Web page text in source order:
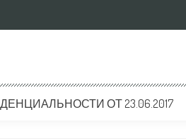
ОТ 23.06.2017